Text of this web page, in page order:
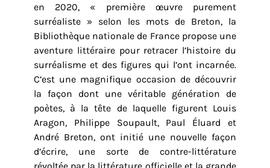
en 2020, « première œuvre purement
surréaliste » selon les mots de Breton, la
Bibliothèque nationale de France propose une
aventure littéraire pour retracer l’histoire du
surréalisme et des figures qui l’ont incarnée.
C’est une magnifique occasion de découvrir
la façon dont une véritable génération de
poètes, à la tête de laquelle figurent Louis
Aragon, Philippe Soupault, Paul Éluard et
André Breton, ont initié une nouvelle façon
d’écrire, une sorte de contre-littérature